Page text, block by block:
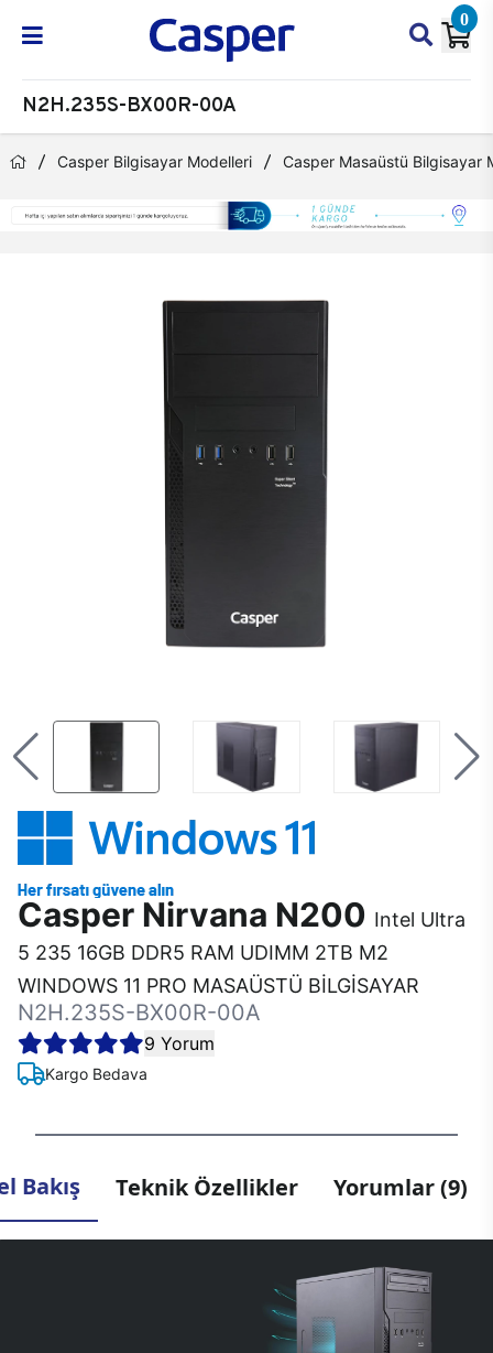
0
N2H.235S-BX00R-00A
Casper Bilgisayar Modelleri Casper Masaüstü Bilgisayar
Casper Nirvana N200 Intel Ultra
5 235 16GB DDR5 RAM UDIMM 2TB M2
WINDOWS 11 PRO MASAÜSTÜ BİLGİSAYAR
N2H.235S-BX00R-00A
9 Yorum
Kargo Bedava
Bakış Teknik Özellikler Yorumlar (9)